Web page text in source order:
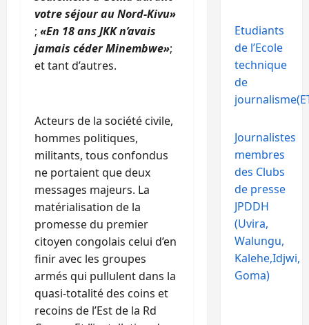
votre séjour au Nord-Kivu»
; «En 18 ans JKK n’avais
jamais céder Minembwe»;
et tant d’autres.
Acteurs de la société civile,
hommes politiques,
militants, tous confondus
ne portaient que deux
messages majeurs. La
matérialisation de la
promesse du premier
citoyen congolais celui d’en
finir avec les groupes
armés qui pullulent dans la
quasi-totalité des coins et
recoins de l’Est de la Rd
Etudiants
de l’Ecole
technique
de
Journalistes
membres
des Clubs
de presse
JPDDH
(Uvira,
Walungu,
Kalehe,Idjwi,
Goma)